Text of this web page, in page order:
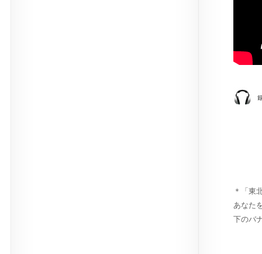
＊「東
あなた
下のバ